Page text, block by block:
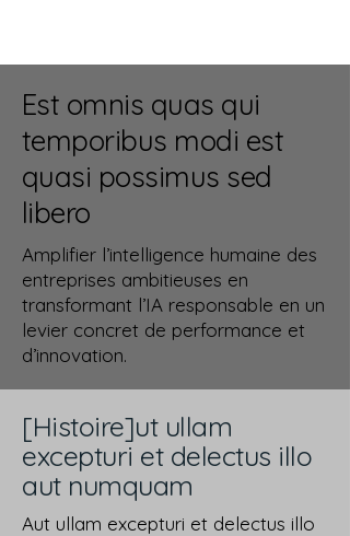
Est omnis quas qui
temporibus modi est
quasi possimus sed
libero
Amplifier l’intelligence humaine des
entreprises ambitieuses en
transformant l’IA responsable en un
levier concret de performance et
d’innovation.
[Histoire]ut ullam
excepturi et delectus illo
aut numquam
Aut ullam excepturi et delectus illo